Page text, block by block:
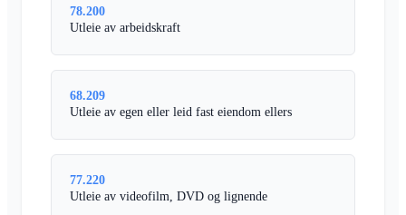
78.200
Utleie av arbeidskraft
68.209
Utleie av egen eller leid fast eiendom ellers
77.220
Utleie av videofilm, DVD og lignende